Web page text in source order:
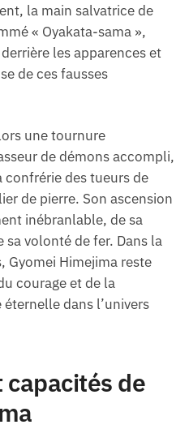
la main salvatrice de
« Oyakata-sama »,
les apparences et
de ces fausses
une tournure
de démons accompli,
confrérie des tueurs de
de pierre. Son ascension
inébranlable, de sa
volonté de fer. Dans la
Gyomei Himejima reste
courage et de la
dans l’univers
capacités de